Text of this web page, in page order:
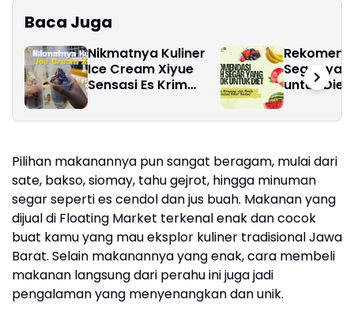
Baca Juga
Nikmatnya Kuliner
Ice Cream Xiyue
Sensasi Es Krim
Dicoba!
Segar
untuk
Turunkan
Pilihan makanannya pun sangat beragam, mulai dari
sate, bakso, siomay, tahu gejrot, hingga minuman
segar seperti es cendol dan jus buah. Makanan yang
dijual di Floating Market terkenal enak dan cocok
buat kamu yang mau eksplor kuliner tradisional Jawa
Barat. Selain makanannya yang enak, cara membeli
makanan langsung dari perahu ini juga jadi
pengalaman yang menyenangkan dan unik.